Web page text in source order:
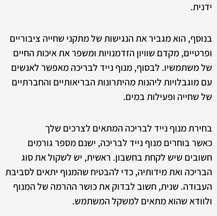
ידנית.
בנוסף, הוא מגביר את הנגישות של מתקני שחייה ציבוריים
ופרטיים, מקדם שוויון הזדמנויות ומשפר את איכות החיים
של משתמשיו. לבסוף, מנוף נייד לבריכה מאפשר לאנשים
עם מוגבלויות ליהנות מהיתרונות הבריאותיים והחברתיים
של שחייה ופעילות במים.
בחירת מנוף נייד לבריכה המתאים לצרכים שלך
כאשר בוחרים מנוף נייד לבריכה, ישנם מספר גורמים
חשובים שיש לקחת בחשבון. ראשית, יש לשקול את סוג
הבריכה ואת מידותיה, כדי להבטיח שהמנוף יתאים לסביבת
העבודה. שנית, חשוב לבדוק את כושר ההרמה של המנוף
ולוודא שהוא מתאים למשקל המשתמש.